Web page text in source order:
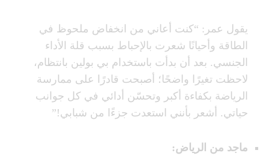
يقول عمر: “كنت أعاني من انخفاض ملحوظ في
الطاقة وأحيانًا شعرت بالإحباط بسبب قلة الأداء
الجنسي. بعد أن بدأت باستخدام بي بولين بانتظام،
لاحظت تغيرًا واضحًا؛ أصبحت قادرًا على ممارسة
الرياضة بكفاءة أكبر وتحسّن أدائي في كل جوانب
حياتي. أشعر بأنني استعدت جزءًا من شبابي!”
ماجد من الرياض: